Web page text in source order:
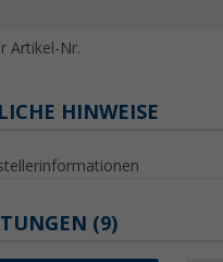
Artikel-Nr.
HINWEISE
(9)